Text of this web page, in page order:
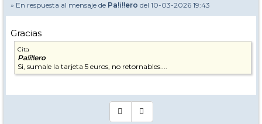
» En respuesta al mensaje de Pa!i!!ero del 10-03-2026 19:43
Gracias
Cita
Pa!i!!ero
Si, sumale la tarjeta 5 euros, no retornables....